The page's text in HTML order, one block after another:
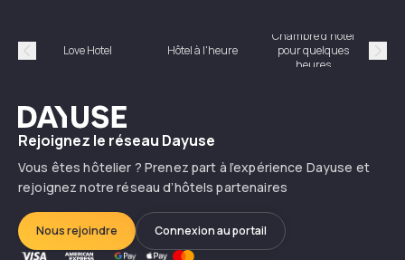
Précédent
Love Hotel Hôtel à l'heure
Chambre d'hôtel
pour quelques
heures
Dayuse
Rejoignez le réseau Dayuse
Vous êtes hôtelier ? Prenez part à l’expérience Dayuse et
rejoignez notre réseau d’hôtels partenaires
Nous rejoindre Connexion au portail